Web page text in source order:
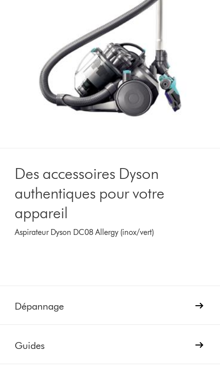
Des accessoires Dyson
authentiques pour votre
appareil
Aspirateur Dyson DC08 Allergy (inox/vert)
Dépannage
Guides